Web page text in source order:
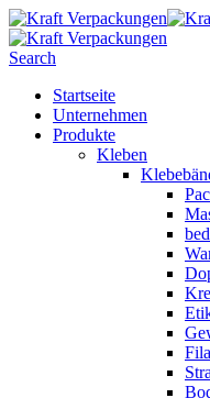
Search
Startseite
Unternehmen
Produkte
Kleben